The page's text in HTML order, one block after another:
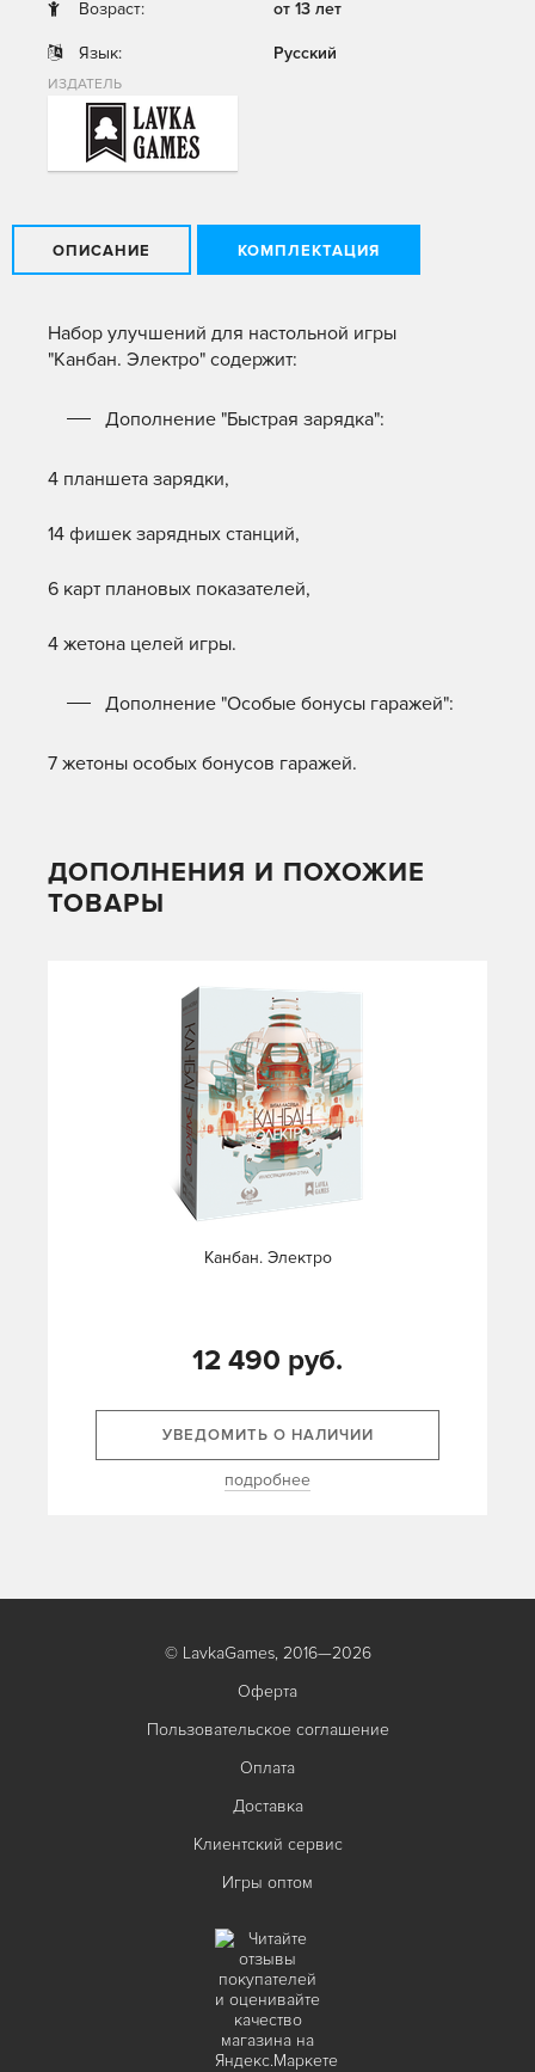
Возраст: от 13 лет
Язык: Русский
ИЗДАТЕЛЬ
ОПИСАНИЕ КОМПЛЕКТАЦИЯ
Набор улучшений для настольной игры
"Канбан. Электро" содержит:
Дополнение "Быстрая зарядка":
4 планшета зарядки,
14 фишек зарядных станций,
6 карт плановых показателей,
4 жетона целей игры.
Дополнение "Особые бонусы гаражей":
7 жетоны особых бонусов гаражей.
ДОПОЛНЕНИЯ И ПОХОЖИЕ
ТОВАРЫ
Канбан. Электро
12 490 руб.
УВЕДОМИТЬ О НАЛИЧИИ
подробнее
© LavkaGames, 2016—2026
Оферта
Пользовательское соглашение
Оплата
Доставка
Клиентский сервис
Игры оптом